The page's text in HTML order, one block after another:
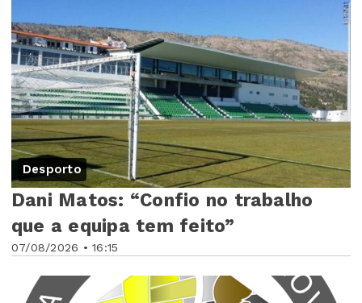
Desporto
07/08/2026 • 16:15
Dani Matos: “Confio no trabalho
que a equipa tem feito”